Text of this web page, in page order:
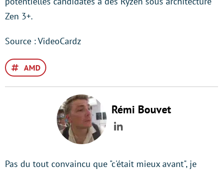
Zen 3+.
Source : VideoCardz
AMD
Rémi Bouvet
LinkedIn
Pas du tout convaincu que "c'était mieux avant", je